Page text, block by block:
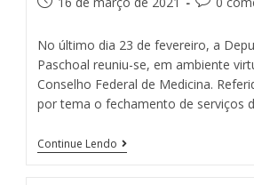
No último dia 23 de fevereiro, a
Paschoal reuniu-se, em ambiente
Conselho Federal de Medicina.
por tema o fechamento de serviços
Continue Lendo